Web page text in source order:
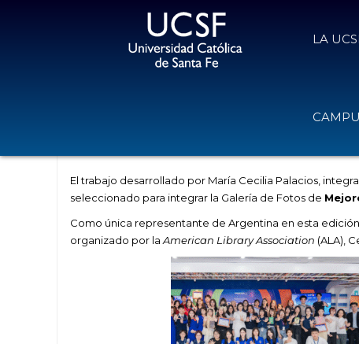
LA
El trabajo desarrollado por María Cecilia Palacios,
seleccionado para integrar la Galería de Fotos de
Como única representante de Argentina en esta
organizado por la American Library Association (ALA),